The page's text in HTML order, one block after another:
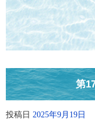
第
投稿日 2025年9月19日